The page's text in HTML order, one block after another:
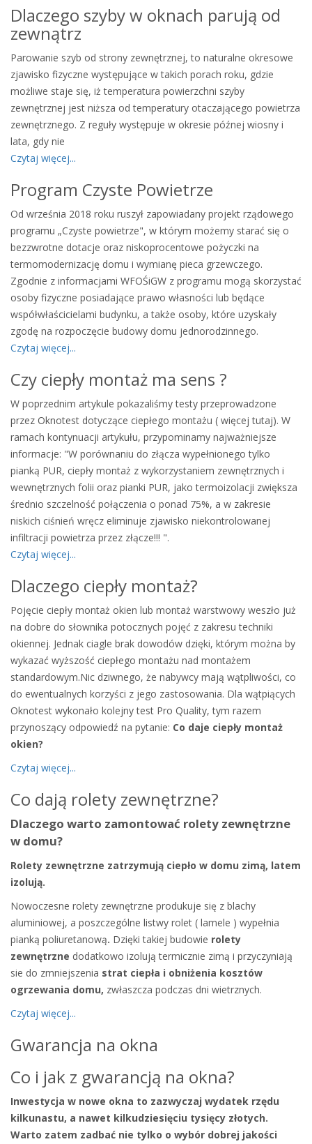
Dlaczego szyby w oknach parują od
zewnątrz
Parowanie szyb od strony zewnętrznej, to naturalne okresowe
zjawisko fizyczne występujące w takich porach roku, gdzie
możliwe staje się, iż temperatura powierzchni szyby
zewnętrznej jest niższa od temperatury otaczającego powietrza
zewnętrznego. Z reguły występuje w okresie późnej wiosny i
lata, gdy nie
Czytaj więcej...
Program Czyste Powietrze
Od września 2018 roku ruszył zapowiadany projekt rządowego
programu „Czyste powietrze", w którym możemy starać się o
bezzwrotne dotacje oraz niskoprocentowe pożyczki na
termomodernizację domu i wymianę pieca grzewczego.
Zgodnie z informacjami WFOŚiGW z programu mogą skorzystać
osoby fizyczne posiadające prawo własności lub będące
współwłaścicielami budynku, a także osoby, które uzyskały
zgodę na rozpoczęcie budowy domu jednorodzinnego.
Czytaj więcej...
Czy ciepły montaż ma sens ?
W poprzednim artykule pokazaliśmy testy przeprowadzone
przez Oknotest dotyczące ciepłego montażu ( więcej tutaj). W
ramach kontynuacji artykułu, przypominamy najważniejsze
informacje: "W porównaniu do złącza wypełnionego tylko
pianką PUR, ciepły montaż z wykorzystaniem zewnętrznych i
wewnętrznych folii oraz pianki PUR, jako termoizolacji zwiększa
średnio szczelność połączenia o ponad 75%, a w zakresie
niskich ciśnień wręcz eliminuje zjawisko niekontrolowanej
infiltracji powietrza przez złącze!!! ".
Czytaj więcej...
Dlaczego ciepły montaż?
Pojęcie ciepły montaż okien lub montaż warstwowy weszło już
na dobre do słownika potocznych pojęć z zakresu techniki
okiennej. Jednak ciagle brak dowodów dzięki, którym można by
wykazać wyższość ciepłego montażu nad montażem
standardowym.Nic dziwnego, że nabywcy mają wątpliwości, co
do ewentualnych korzyści z jego zastosowania. Dla wątpiących
Oknotest wykonało kolejny test Pro Quality, tym razem
przynoszący odpowiedź na pytanie: Co daje ciepły montaż
okien?
Czytaj więcej...
Co dają rolety zewnętrzne?
Dlaczego warto zamontować rolety zewnętrzne
w domu?
Rolety zewnętrzne zatrzymują ciepło w domu zimą, latem
izolują.
Nowoczesne rolety zewnętrzne produkuje się z blachy
aluminiowej, a poszczególne listwy rolet ( lamele ) wypełnia
pianką poliuretanową. Dzięki takiej budowie rolety
zewnętrzne dodatkowo izolują termicznie zimą i przyczyniają
sie do zmniejszenia strat ciepła i obniżenia kosztów
ogrzewania domu, zwłaszcza podczas dni wietrznych.
Czytaj więcej...
Gwarancja na okna
Co i jak z gwarancją na okna?
Inwestycja w nowe okna to zazwyczaj wydatek rzędu
kilkunastu, a nawet kilkudziesięciu tysięcy złotych.
Warto zatem zadbać nie tylko o wybór dobrej jakości